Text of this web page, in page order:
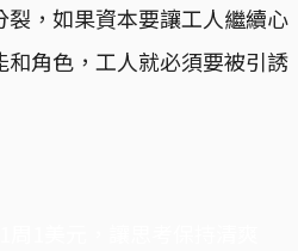
，如果資本要讓工人繼續心
角色，工人就必須要被引誘